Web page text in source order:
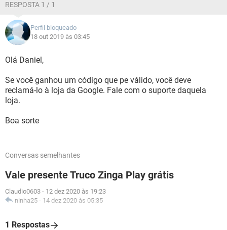
RESPOSTA 1 / 1
Perfil bloqueado
18 out 2019 às 03:45
Olá Daniel,
Se você ganhou um código que pe válido, você deve
reclamá-lo à loja da Google. Fale com o suporte daquela
loja.
Boa sorte
Conversas semelhantes
Vale presente Truco Zinga Play grátis
Claudio0603 - 12 dez 2020 às 19:23
ninha25 - 14 dez 2020 às 05:35
1 Respostas